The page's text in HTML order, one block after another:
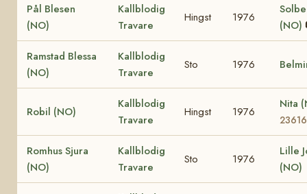
Pål Blesen
(NO)
Kallblodig
Travare
Hingst 1976
(NO)
Ramstad Blessa
(NO)
Kallblodig
Travare
Sto 1976
Robil (NO)
Kallblodig
Travare
Hingst 1976
Nita
23616
Romhus Sjura
(NO)
Kallblodig
Travare
Sto 1976
Lille
(NO)